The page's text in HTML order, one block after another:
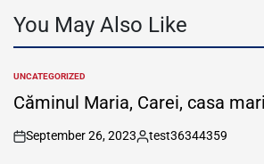
You May Also Like
POSTED
IN
UNCATEGORIZED
Căminul Maria, Carei, casa
on
September 26, 2023
Posted
test36344359